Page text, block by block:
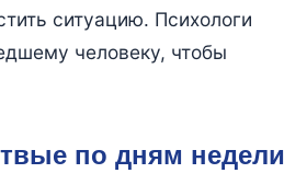
ситуацию. Психологи
человеку, чтобы
по дням недели